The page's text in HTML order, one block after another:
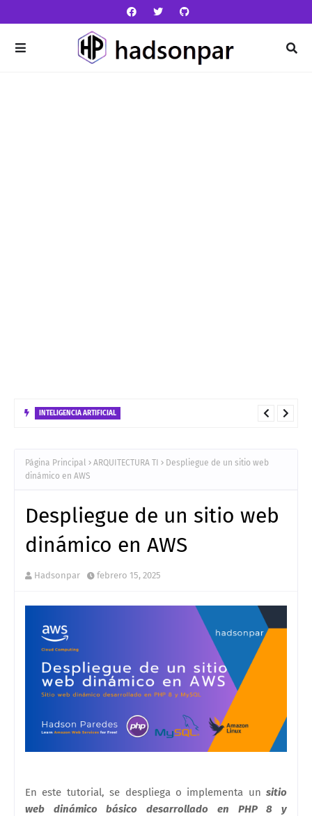
INTELIGENCIA ARTIFICIAL
Página Principal ARQUITECTURA TI
Despliegue de un sitio web
dinámico en AWS
Despliegue de un sitio web
dinámico en AWS
Hadsonpar febrero 15, 2025
En este tutorial, se despliega o implementa un sitio
web dinámico básico desarrollado en PHP 8 y